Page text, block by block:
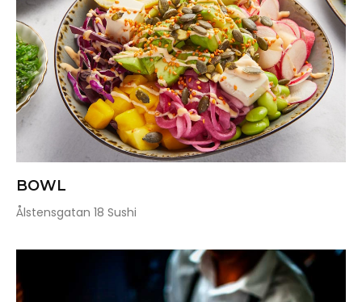
BOWL
Ålstensgatan 18 Sushi